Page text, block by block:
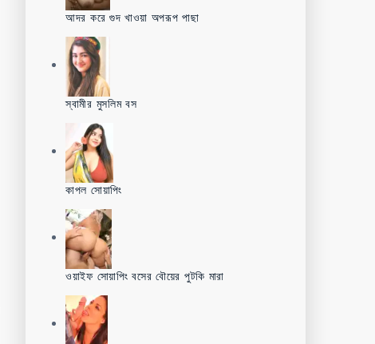
আদর করে গুদ খাওয়া অপরূপ পাছা
স্বামীর মুসলিম বস
কাপল সোয়াপিং
ওয়াইফ সোয়াপিং বসের বৌয়ের পুটকি মারা